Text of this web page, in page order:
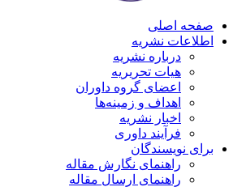
صفحه اصلی
اطلاعات نشریه
درباره نشریه
هیات تحریریه
اعضای گروه داوران
اهداف و زمینه‌ها
اخبار نشریه
فرآیند داوری
برای نویسندگان
راهنمای نگارش مقاله
راهنمای ارسال مقاله